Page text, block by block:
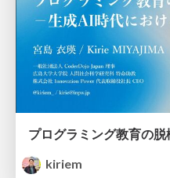
kiriem